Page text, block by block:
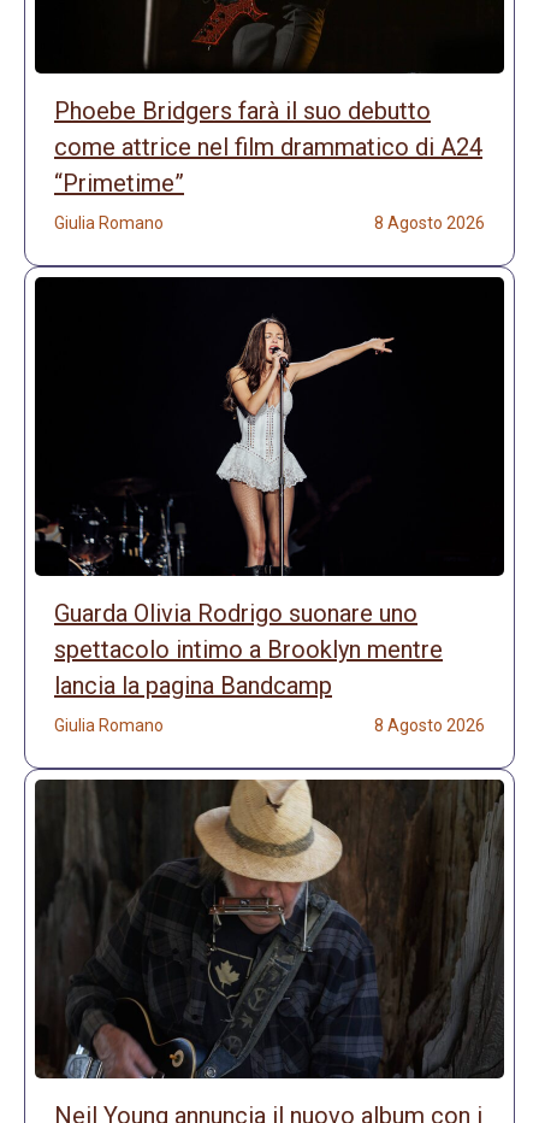
Phoebe Bridgers farà il suo debutto
come attrice nel film drammatico di A24
“Primetime”
Giulia Romano 8 Agosto 2026
Guarda Olivia Rodrigo suonare uno
spettacolo intimo a Brooklyn mentre
lancia la pagina Bandcamp
Giulia Romano 8 Agosto 2026
Neil Young annuncia il nuovo album con i